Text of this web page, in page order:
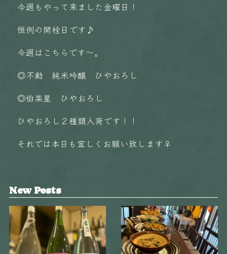
今週もやって来ました金曜日！
恒例の開栓日です♪
今週はこちらです〜。
◎不動 純米吟醸 ひやおろし
◎伯楽星 ひやおろし
ひやおろし２種類入荷です！！
それでは本日も宜しくお願い致します‍♀️
New Posts